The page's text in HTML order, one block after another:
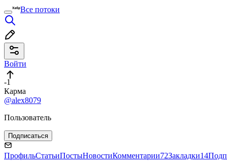
Все потоки
Войти
-1
Карма
@alex8079
Пользователь
Подписаться
ПрофильСтатьиПостыНовостиКомментарии72Закладки14